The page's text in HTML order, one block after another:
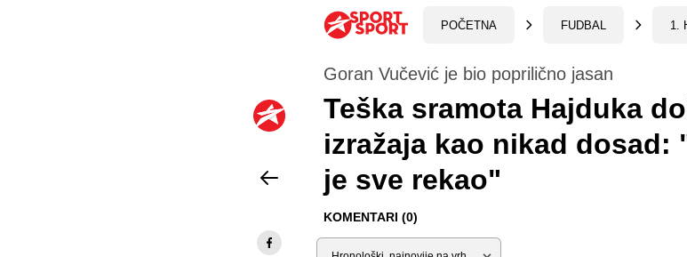
POČETNA FUDBAL 1.
Goran Vučević je bio poprilično jasan
Teška sramota Hajduka
izražaja kao nikad dosad:
je sve rekao"
KOMENTARI (0)
Sortiraj